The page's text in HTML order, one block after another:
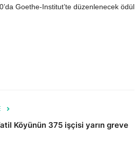
’da Goethe-Institut’te düzenlenecek ödül
Köyünün 375 işçisi yarın greve